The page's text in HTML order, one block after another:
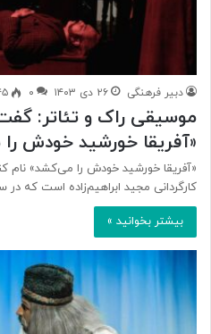
دبیر فرهنگی ۲۶ دی ۱۴۰۳ ۰
موسیقی راک و تئاتر:
«آفریقا خورشید خودش
«آفریقا خورشید خودش را می‌کشد» نام
کارگردانی مجید ابراهیم‌زاده است که
بیشتر بخوانید »